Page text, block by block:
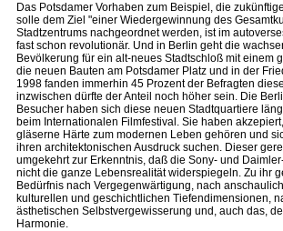
Das Potsdamer Vorhaben zum Beispiel, die
solle dem Ziel "einer Wiedergewinnung des
Stadtzentrums nachgeordnet werden, ist im
fast schon revolutionär. Und in Berlin geht die
Bevölkerung für ein alt-neues Stadtschloß mit einem
die neuen Bauten am Potsdamer Platz und in der
1998 fanden immerhin 45 Prozent der Befragten
inzwischen dürfte der Anteil noch höher sein. Die
Besucher haben sich diese neuen Stadtquartiere
beim Internationalen Filmfestival. Sie haben
gläserne Härte zum modernen Leben gehören und
ihren architektonischen Ausdruck suchen. Dieser
umgekehrt zur Erkenntnis, daß die Sony- und
nicht die ganze Lebensrealität widerspiegeln. Zu ihr
Bedürfnis nach Vergegenwärtigung, nach
kulturellen und geschichtlichen Tiefendimensionen,
ästhetischen Selbstvergewisserung und, auch das,
Harmonie.